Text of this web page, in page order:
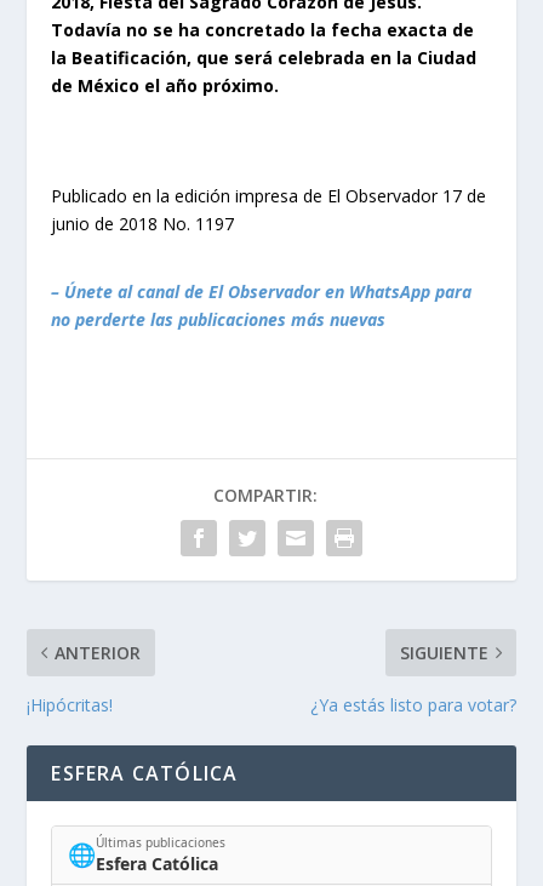
Todavía no se ha concretado la fecha exacta de
la Beatificación, que será celebrada en la Ciudad
de México el año próximo.
Publicado en la edición impresa de El Observador 17 de
junio de 2018 No. 1197
– Únete al canal de El Observador en WhatsApp para
no perderte las publicaciones más nuevas
COMPARTIR:
ANTERIOR
¡Hipócritas!
SIGUIENTE
¿Ya estás listo para votar?
ESFERA CATÓLICA
🌐Últimas publicaciones
Esfera Católica